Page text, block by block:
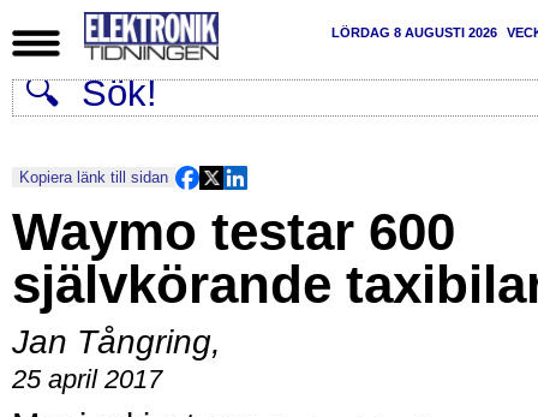
LÖRDAG 8 AUGUSTI 2026
Kopiera länk till sidan
Waymo testar 600
självkörande
Jan Tångring,
25 april 2017